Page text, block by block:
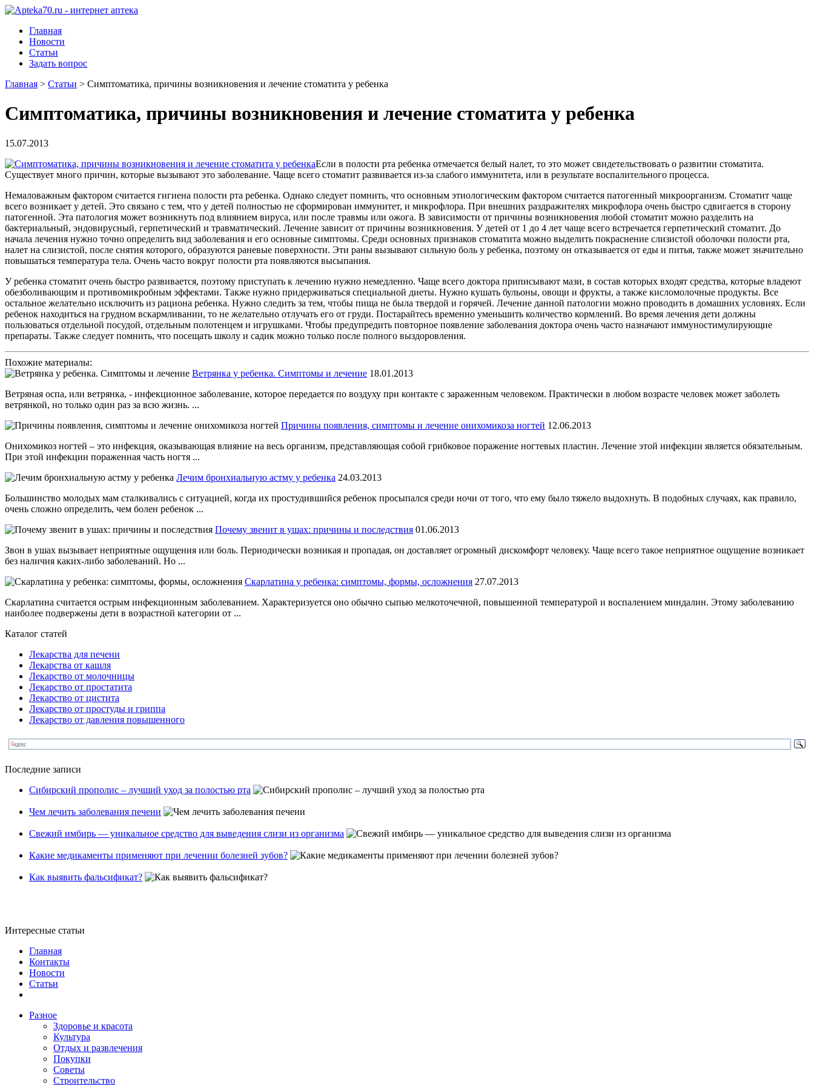
Главная
Новости
Статьи
Задать вопрос
Главная > Статьи > Симптоматика, причины возникновения и лечение стоматита у ребенка
Симптоматика, причины возникновения и лечение стоматита у ребенка
15.07.2013
Если в полости рта ребенка отмечается белый налет, то это может свидетельствовать о развитии стоматита.
Существует много причин, которые вызывают это заболевание. Чаще всего стоматит развивается из-за слабого иммунитета, или в результате воспалительного процесса.
Немаловажным фактором считается гигиена полости рта ребенка. Однако следует помнить, что основным этиологическим фактором считается патогенный микроорганизм. Стоматит чаще
всего возникает у детей. Это связано с тем, что у детей полностью не сформирован иммунитет, и микрофлора. При внешних раздражителях микрофлора очень быстро сдвигается в сторону
патогенной. Эта патология может возникнуть под влиянием вируса, или после травмы или ожога. В зависимости от причины возникновения любой стоматит можно разделить на
бактериальный, эндовирусный, герпетический и травматический. Лечение зависит от причины возникновения. У детей от 1 до 4 лет чаще всего встречается герпетический стоматит. До
начала лечения нужно точно определить вид заболевания и его основные симптомы. Среди основных признаков стоматита можно выделить покраснение слизистой оболочки полости рта,
налет на слизистой, после снятия которого, образуются раневые поверхности. Эти раны вызывают сильную боль у ребенка, поэтому он отказывается от еды и питья, также может значительно
повышаться температура тела. Очень часто вокруг полости рта появляются высыпания.
У ребенка стоматит очень быстро развивается, поэтому приступать к лечению нужно немедленно. Чаще всего доктора приписывают мази, в состав которых входят средства, которые владеют
обезболивающим и противомикробным эффектами. Также нужно придерживаться специальной диеты. Нужно кушать бульоны, овощи и фрукты, а также кисломолочные продукты. Все
остальное желательно исключить из рациона ребенка. Нужно следить за тем, чтобы пища не была твердой и горячей. Лечение данной патологии можно проводить в домашних условиях. Если
ребенок находиться на грудном вскармливании, то не желательно отлучать его от груди. Постарайтесь временно уменьшить количество кормлений. Во время лечения дети должны
пользоваться отдельной посудой, отдельным полотенцем и игрушками. Чтобы предупредить повторное появление заболевания доктора очень часто назначают иммуностимулирующие
препараты. Также следует помнить, что посещать школу и садик можно только после полного выздоровления.
Похожие материалы:
Ветрянка у ребенка. Симптомы и лечение 18.01.2013
Ветряная оспа, или ветрянка, - инфекционное заболевание, которое передается по воздуху при контакте с зараженным человеком. Практически в любом возрасте человек может заболеть
ветрянкой, но только один раз за всю жизнь. ...
Причины появления, симптомы и лечение онихомикоза ногтей 12.06.2013
Онихомикоз ногтей – это инфекция, оказывающая влияние на весь организм, представляющая собой грибковое поражение ногтевых пластин. Лечение этой инфекции является обязательным.
При этой инфекции пораженная часть ногтя ...
Лечим бронхиальную астму у ребенка 24.03.2013
Большинство молодых мам сталкивались с ситуацией, когда их простудившийся ребенок просыпался среди ночи от того, что ему было тяжело выдохнуть. В подобных случаях, как правило,
очень сложно определить, чем болен ребенок ...
Почему звенит в ушах: причины и последствия 01.06.2013
Звон в ушах вызывает неприятные ощущения или боль. Периодически возникая и пропадая, он доставляет огромный дискомфорт человеку. Чаще всего такое неприятное ощущение возникает
без наличия каких-либо заболеваний. Но ...
Скарлатина у ребенка: симптомы, формы, осложнения 27.07.2013
Скарлатина считается острым инфекционным заболеванием. Характеризуется оно обычно сыпью мелкоточечной, повышенной температурой и воспалением миндалин. Этому заболеванию
наиболее подвержены дети в возрастной категории от ...
Каталог статей
Лекарства для печени
Лекарства от кашля
Лекарство от молочницы
Лекарство от простатита
Лекарство от цистита
Лекарство от простуды и гриппа
Лекарство от давления повышенного
Последние записи
Сибирский прополис – лучший уход за полостью рта
Чем лечить заболевания печени
Свежий имбирь — уникальное средство для выведения слизи из организма
Какие медикаменты применяют при лечении болезней зубов?
Как выявить фальсификат?
Интересные статьи
Главная
Контакты
Новости
Статьи
Разное
Здоровье и красота
Культура
Отдых и развлечения
Покупки
Советы
Строительство